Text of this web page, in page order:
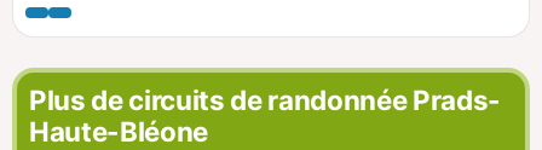
Plus de circuits de randonnée Prads-
Haute-Bléone